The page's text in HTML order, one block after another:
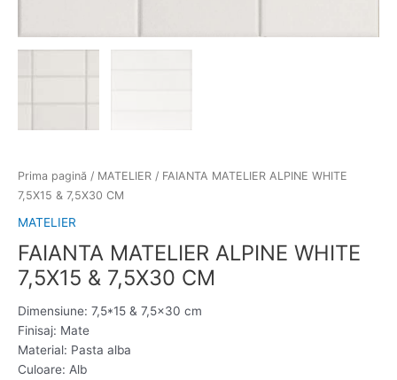
Prima pagină / MATELIER / FAIANTA MATELIER ALPINE WHITE
7,5X15 & 7,5X30 CM
MATELIER
FAIANTA MATELIER ALPINE WHITE
7,5X15 & 7,5X30 CM
Dimensiune: 7,5*15 & 7,5×30 cm
Finisaj: Mate
Material: Pasta alba
Culoare: Alb